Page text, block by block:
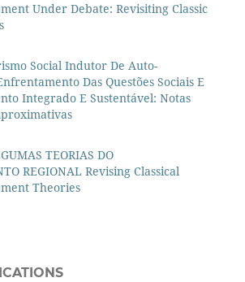
Under Debate: Revisiting Classic
Social Indutor De Auto-
Das Questões Sociais E
Integrado E Sustentável: Notas
TEORIAS DO
REGIONAL Revising Classical
Theories